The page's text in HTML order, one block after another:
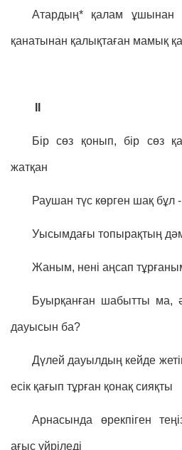
Атардың* қалам ұшынан
қанатынан қалықтаған мамық
Бір сөз қонып, бір сөз
жатқан
Раушан түс көрген шақ бұл -
Уысымдағы топырақтың
Жаным, нені аңсап
Буырқанған шабытты ма,
дауысын ба?
Дүлей дауылдың кейде жетіп
есік қағып тұрған қонақ сияқты
Арнасында өрекпіген
ағыс үйріледі